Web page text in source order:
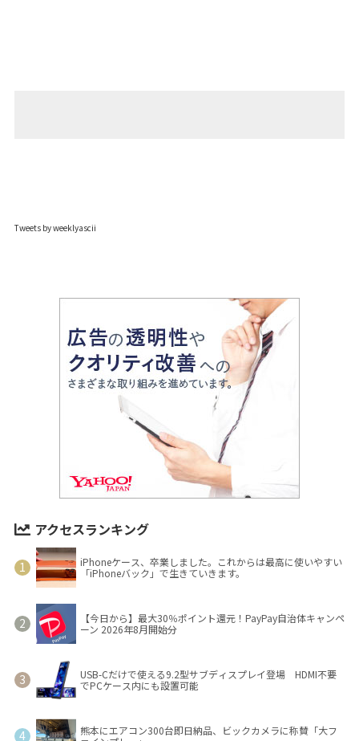
Tweets by weeklyascii
アクセスランキング
iPhoneケース、卒業しました。これからは最高に使いやすい
「iPhoneバック」で生きていきます。
【今日から】最大30％ポイント還元！PayPay自治体キャンペ
ーン 2026年8月開始分
USB-Cだけで使える9.2型サブディスプレイ登場 HDMI不要
でPCケース内にも設置可能
熊本にエアコン300台即日納品、ビックカメラに称賛「大フ